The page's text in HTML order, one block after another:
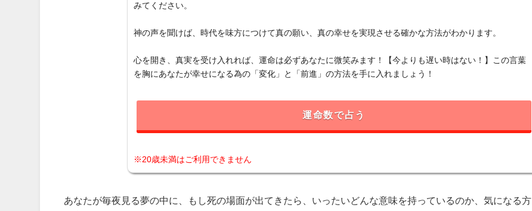
みてください。
神の声を聞けば、時代を味方につけて真の願い、真の幸せを実現させる確かな方法がわかります。
心を開き、真実を受け入れれば、運命は必ずあなたに微笑みます！【今よりも遅い時はない！】この言葉
を胸にあなたが幸せになる為の「変化」と「前進」の方法を手に入れましょう！
運命数で占う
※20歳未満はご利用できません
あなたが毎夜見る夢の中に、もし死の場面が出てきたら、いったいどんな意味を持っているのか、気になる方